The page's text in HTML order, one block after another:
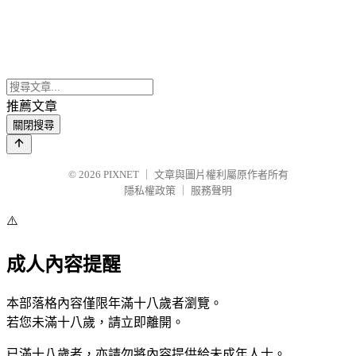
推薦文章
關閉搜尋
© 2026 PIXNET
文章與圖片權利屬原作者所有
隱私權政策
服務聲明
⚠️
成人內容提醒
本部落格內容僅限年滿十八歲者瀏覽。
若您未滿十八歲，請立即離開。